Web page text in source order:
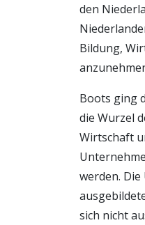
den
Bildung,
Boots ging
die Wurzel
Wirtschaft
werden.
sich nicht